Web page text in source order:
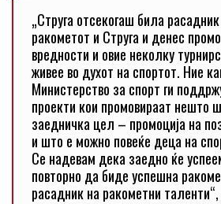
„Струга отсекогаш била
ракометот и Струга и денес
вредности и овие неколку
живее во духот на спортот. Ние
Министерство за спорт ги
проекти кои промовираат нешто
заедничка цел – промоција на
и што е можно повеќе деца на
Се надевам дека заедно ќе
повторно да биде успешна
расадник на ракометни